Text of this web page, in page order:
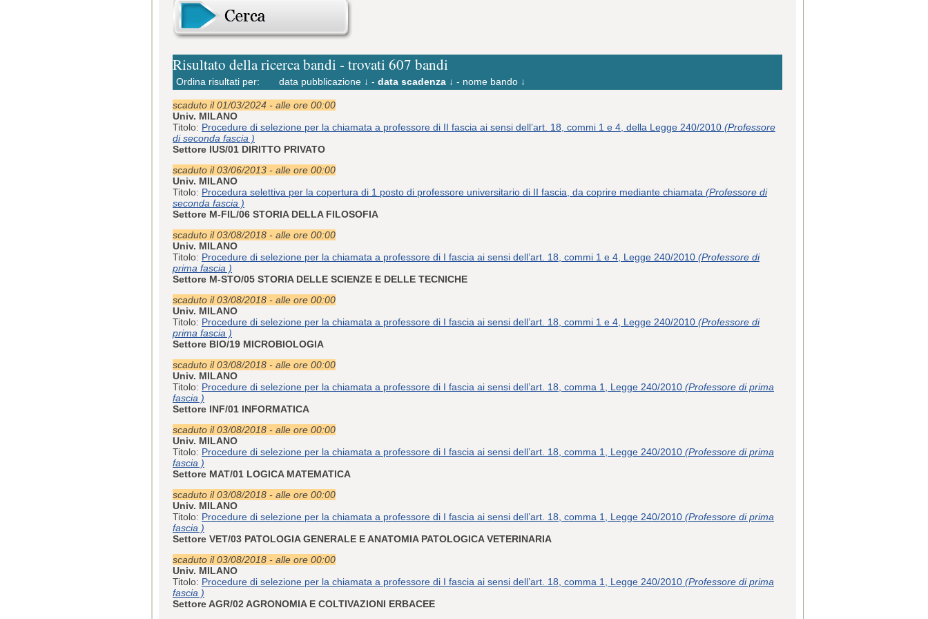
Risultato della ricerca bandi - trovati 607 bandi
Ordina risultati per: data pubblicazione ↓ - data scadenza ↓ - nome bando ↓
scaduto il 01/03/2024 - alle ore 00:00
Univ. MILANO
Titolo: Procedure di selezione per la chiamata a professore di II fascia ai sensi dell’art. 18, commi 1 e 4, della Legge 240/2010 (Professore
di seconda fascia )
Settore IUS/01 DIRITTO PRIVATO
scaduto il 03/06/2013 - alle ore 00:00
Univ. MILANO
Titolo: Procedura selettiva per la copertura di 1 posto di professore universitario di II fascia, da coprire mediante chiamata (Professore di
seconda fascia )
Settore M-FIL/06 STORIA DELLA FILOSOFIA
scaduto il 03/08/2018 - alle ore 00:00
Univ. MILANO
Titolo: Procedure di selezione per la chiamata a professore di I fascia ai sensi dell’art. 18, commi 1 e 4, Legge 240/2010 (Professore di
prima fascia )
Settore M-STO/05 STORIA DELLE SCIENZE E DELLE TECNICHE
scaduto il 03/08/2018 - alle ore 00:00
Univ. MILANO
Titolo: Procedure di selezione per la chiamata a professore di I fascia ai sensi dell’art. 18, commi 1 e 4, Legge 240/2010 (Professore di
prima fascia )
Settore BIO/19 MICROBIOLOGIA
scaduto il 03/08/2018 - alle ore 00:00
Univ. MILANO
Titolo: Procedure di selezione per la chiamata a professore di I fascia ai sensi dell’art. 18, comma 1, Legge 240/2010 (Professore di prima
fascia )
Settore INF/01 INFORMATICA
scaduto il 03/08/2018 - alle ore 00:00
Univ. MILANO
Titolo: Procedure di selezione per la chiamata a professore di I fascia ai sensi dell’art. 18, comma 1, Legge 240/2010 (Professore di prima
fascia )
Settore MAT/01 LOGICA MATEMATICA
scaduto il 03/08/2018 - alle ore 00:00
Univ. MILANO
Titolo: Procedure di selezione per la chiamata a professore di I fascia ai sensi dell’art. 18, comma 1, Legge 240/2010 (Professore di prima
fascia )
Settore VET/03 PATOLOGIA GENERALE E ANATOMIA PATOLOGICA VETERINARIA
scaduto il 03/08/2018 - alle ore 00:00
Univ. MILANO
Titolo: Procedure di selezione per la chiamata a professore di I fascia ai sensi dell’art. 18, comma 1, Legge 240/2010 (Professore di prima
fascia )
Settore AGR/02 AGRONOMIA E COLTIVAZIONI ERBACEE